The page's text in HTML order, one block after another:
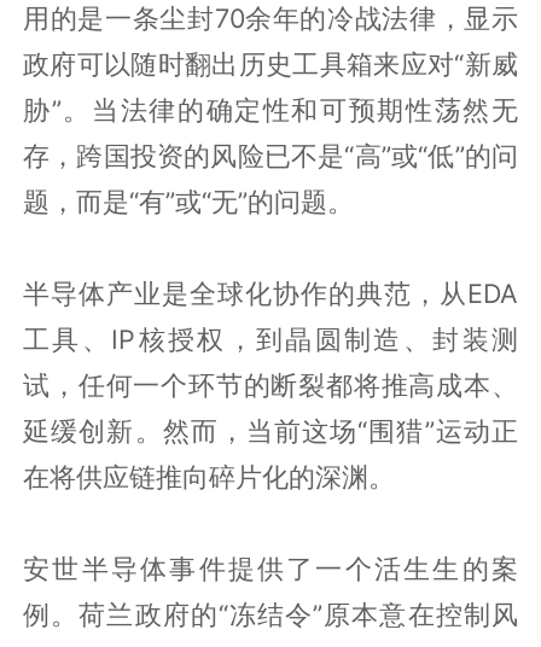
用的是一条尘封70余年的冷战法律，显示
政府可以随时翻出历史工具箱来应对“新威
胁”。当法律的确定性和可预期性荡然无
存，跨国投资的风险已不是“高”或“低”的问
题，而是“有”或“无”的问题。
半导体产业是全球化协作的典范，从EDA
工具、IP核授权，到晶圆制造、封装测
试，任何一个环节的断裂都将推高成本、
延缓创新。然而，当前这场“围猎”运动正
在将供应链推向碎片化的深渊。
安世半导体事件提供了一个活生生的案
例。荷兰政府的“冻结令”原本意在控制风